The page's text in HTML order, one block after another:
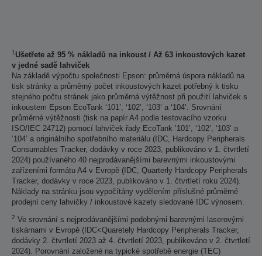
1 Ušetřete až 95 % nákladů na inkoust / Až 63 inkoustových kazet
v jedné sadě lahviček
Na základě výpočtu společnosti Epson: průměrná úspora nákladů na
tisk stránky a průměrný počet inkoustových kazet potřebný k tisku
stejného počtu stránek jako průměrná výtěžnost při použití lahviček s
inkoustem Epson EcoTank ‘101’, ‘102’, ‘103’ a ‘104’. Srovnání
průměrné výtěžnosti (tisk na papír A4 podle testovacího vzorku
ISO/IEC 24712) pomocí lahviček řady EcoTank ’101’, ‘102’, ‘103’ a
‘104’ a originálního spotřebního materiálu (IDC, Hardcopy Peripherals
Consumables Tracker, dodávky v roce 2023, publikováno v 1. čtvrtletí
2024) používaného 40 nejprodávanějšími barevnými inkoustovými
zařízeními formátu A4 v Evropě (IDC, Quarterly Hardcopy Peripherals
Tracker, dodávky v roce 2023, publikováno v 1. čtvrtletí roku 2024).
Náklady na stránku jsou vypočítány vydělením příslušné průměrné
prodejní ceny lahvičky / inkoustové kazety sledované IDC výnosem.
2 Ve srovnání s nejprodávanějšími podobnými barevnými laserovými
tiskárnami v Evropě (IDC<Quaretely Hardcopy Peripherals Tracker,
dodávky 2. čtvrtletí 2023 až 4. čtvrtletí 2023, publikováno v 2. čtvrtletí
2024). Porovnání založené na typické spotřebě energie (TEC)